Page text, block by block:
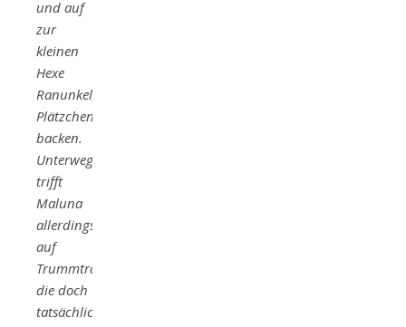
und auf
zur
kleinen
Hexe
Ranunkel,
Plätzchen
backen.
Unterwegs
trifft
Maluna
allerdings
auf
Trummtrapse,
die doch
tatsächlich